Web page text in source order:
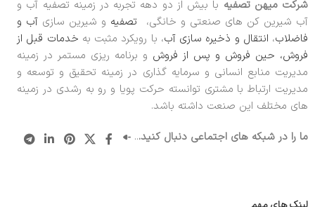
شرکت میهن تصفیه با بیش از دو دهه تجربه در زمینه تصفیه آب و
آب شیرین کن های صنعتی و خانگی،
تصفیه و شیرین سازی آب و
فاضلاب، انتقال و ذخیره سازی آب، با رویکرد مثبت به خدمات قبل از
فروش، حین فروش و پس از فروش و برنامه ریزی مستمر در زمینه
مدیریت منابع انسانی و سرمایه گذاری در زمینه تحقیق و توسعه و
مدیریت ارتباط با مشتری توانسته حرکت پویا و رو به رشدی در زمینه
های مختلف این صنعت داشته باشد.
ما را در شبکه های اجتماعی دنبال کنید...